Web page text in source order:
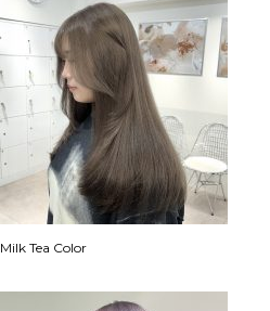
Milk Tea Color